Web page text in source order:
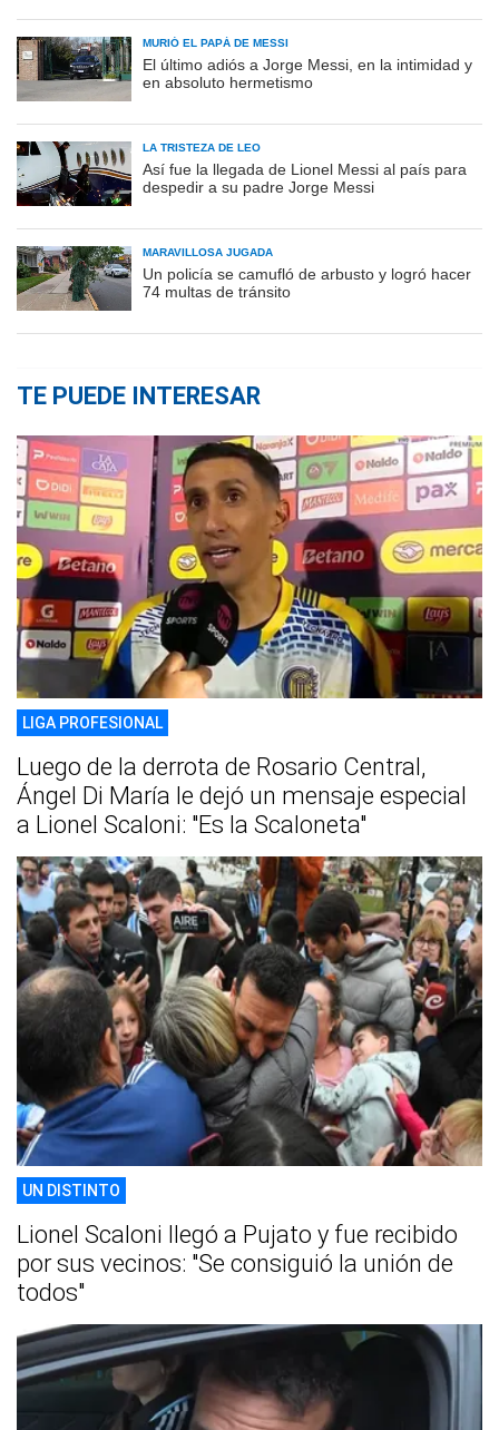
MURIÓ EL PAPÁ DE MESSI
El último adiós a Jorge Messi, en la intimidad y
en absoluto hermetismo
LA TRISTEZA DE LEO
Así fue la llegada de Lionel Messi al país para
despedir a su padre Jorge Messi
MARAVILLOSA JUGADA
Un policía se camufló de arbusto y logró hacer
74 multas de tránsito
TE PUEDE INTERESAR
LIGA PROFESIONAL
Luego de la derrota de Rosario Central,
Ángel Di María le dejó un mensaje especial
a Lionel Scaloni: "Es la Scaloneta"
UN DISTINTO
Lionel Scaloni llegó a Pujato y fue recibido
por sus vecinos: "Se consiguió la unión de
todos"